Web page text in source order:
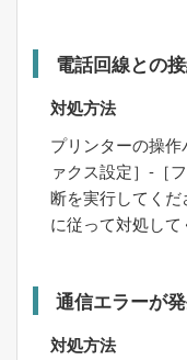
電話回線との
対処方法
プリンターの操作
ァクス設定］-［
断を実行してく
に従って対処して
通信エラーが
対処方法